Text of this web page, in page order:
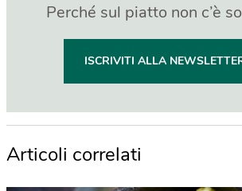
Perché sul piatto non c’è
ISCRIVITI ALLA
Articoli correlati